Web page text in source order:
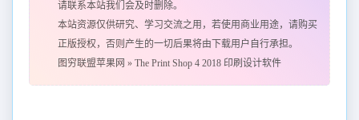
请联系本站我们会及时删除。
本站资源仅供研究、学习交流之用，若使用商业用途，请购买
正版授权，否则产生的一切后果将由下载用户自行承担。
图穷联盟苹果网 » The Print Shop 4 2018 印刷设计软件